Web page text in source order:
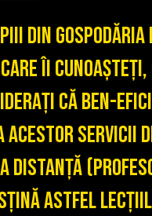
din gospodăria
care îi
că ben-
acestor servicii
distanță
astfel